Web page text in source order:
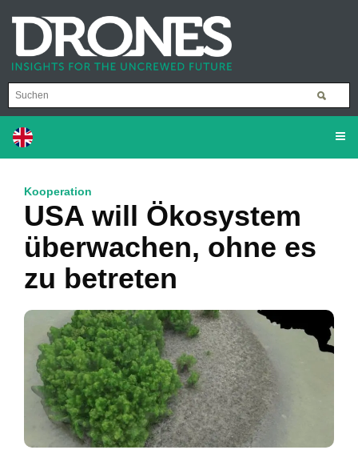
Kooperation
USA will Ökosystem
überwachen, ohne es
zu betreten